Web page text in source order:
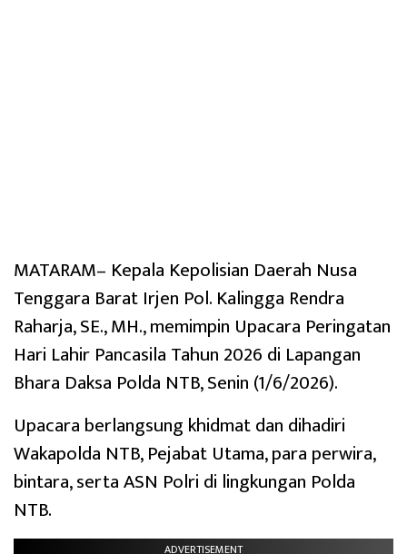
MATARAM– Kepala Kepolisian Daerah Nusa
Tenggara Barat Irjen Pol. Kalingga Rendra
Raharja, SE., MH., memimpin Upacara Peringatan
Hari Lahir Pancasila Tahun 2026 di Lapangan
Bhara Daksa Polda NTB, Senin (1/6/2026).
Upacara berlangsung khidmat dan dihadiri
Wakapolda NTB, Pejabat Utama, para perwira,
bintara, serta ASN Polri di lingkungan Polda
NTB.
ADVERTISEMENT